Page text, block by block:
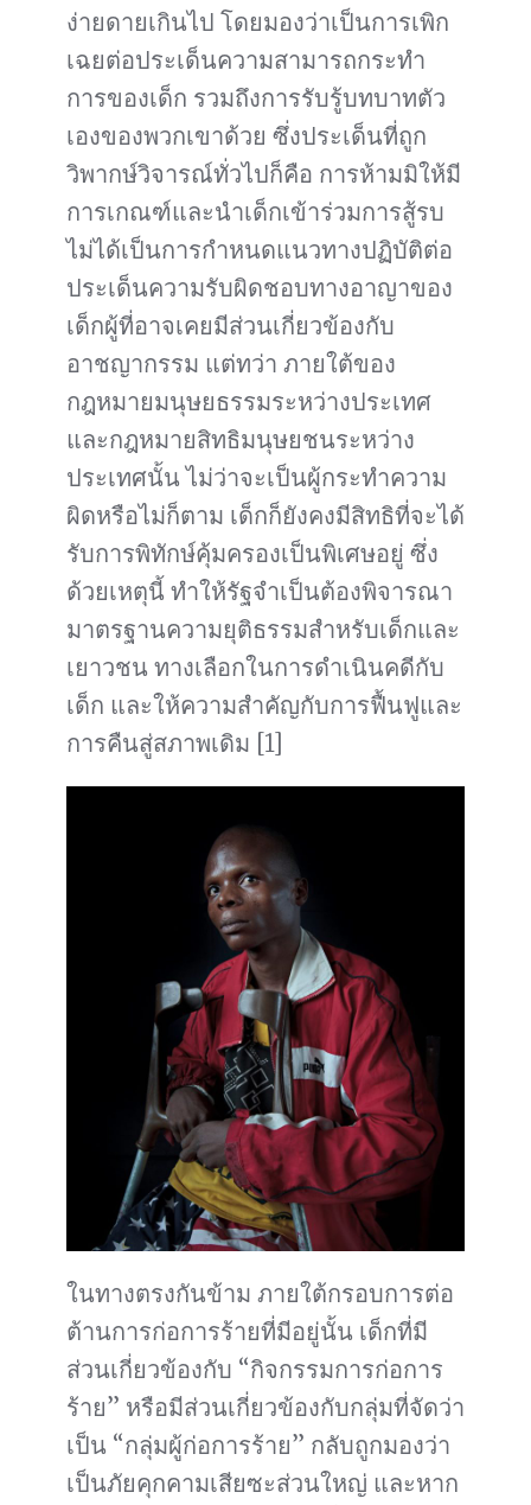
ง่ายดายเกินไป โดยมองว่าเป็นการเพิก
เฉยต่อประเด็นความสามารถกระทำ
การของเด็ก รวมถึงการรับรู้บทบาทตัว
เองของพวกเขาด้วย ซึ่งประเด็นที่ถูก
วิพากษ์วิจารณ์ทั่วไปก็คือ การห้ามมิให้มี
การเกณฑ์และนำเด็กเข้าร่วมการสู้รบ
ไม่ได้เป็นการกำหนดแนวทางปฏิบัติต่อ
ประเด็นความรับผิดชอบทางอาญาของ
เด็กผู้ที่อาจเคยมีส่วนเกี่ยวข้องกับ
อาชญากรรม แต่ทว่า ภายใต้ของ
กฎหมายมนุษยธรรมระหว่างประเทศ
และกฎหมายสิทธิมนุษยชนระหว่าง
ประเทศนั้น ไม่ว่าจะเป็นผู้กระทำความ
ผิดหรือไม่ก็ตาม เด็กก็ยังคงมีสิทธิที่จะได้
รับการพิทักษ์คุ้มครองเป็นพิเศษอยู่ ซึ่ง
ด้วยเหตุนี้ ทำให้รัฐจำเป็นต้องพิจารณา
มาตรฐานความยุติธรรมสำหรับเด็กและ
เยาวชน ทางเลือกในการดำเนินคดีกับ
เด็ก และให้ความสำคัญกับการฟื้นฟูและ
การคืนสู่สภาพเดิม [1]
ในทางตรงกันข้าม ภายใต้กรอบการต่อ
ต้านการก่อการร้ายที่มีอยู่นั้น เด็กที่มี
ส่วนเกี่ยวข้องกับ “กิจกรรมการก่อการ
ร้าย” หรือมีส่วนเกี่ยวข้องกับกลุ่มที่จัดว่า
เป็น “กลุ่มผู้ก่อการร้าย” กลับถูกมองว่า
เป็นภัยคุกคามเสียซะส่วนใหญ่ และหาก